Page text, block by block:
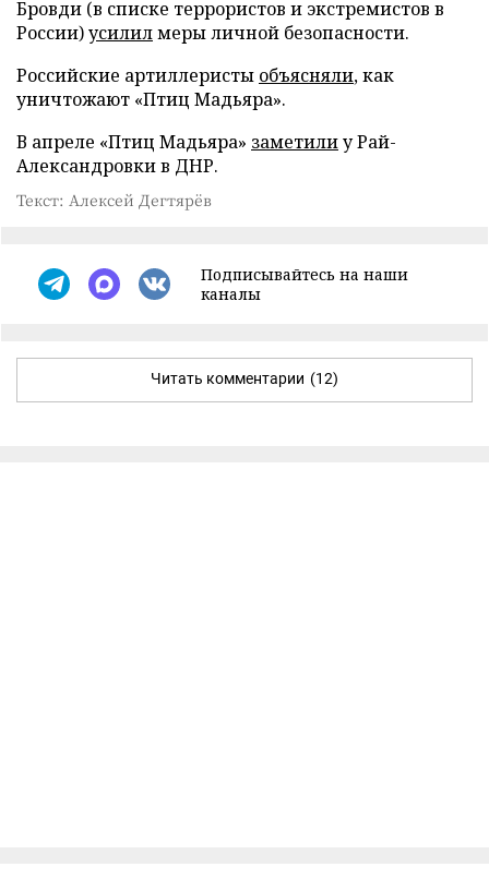
Бровди (в списке террористов и экстремистов в
России)усилилмеры личной безопасности.
Российские артиллеристы объясняли, как
уничтожают «Птиц Мадьяра».
В апреле «Птиц Мадьяра» заметилиу Рай-
Александровки в ДНР.
Текст: Алексей Дегтярёв
Подписывайтесь на наши
каналы
Читать комментарии (12)